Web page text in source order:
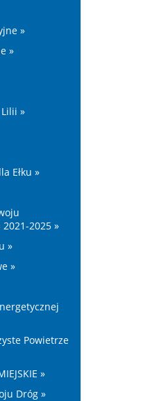
»
»
»
Ełku »
2025 »
»
»
Powietrze
»
Dróg »